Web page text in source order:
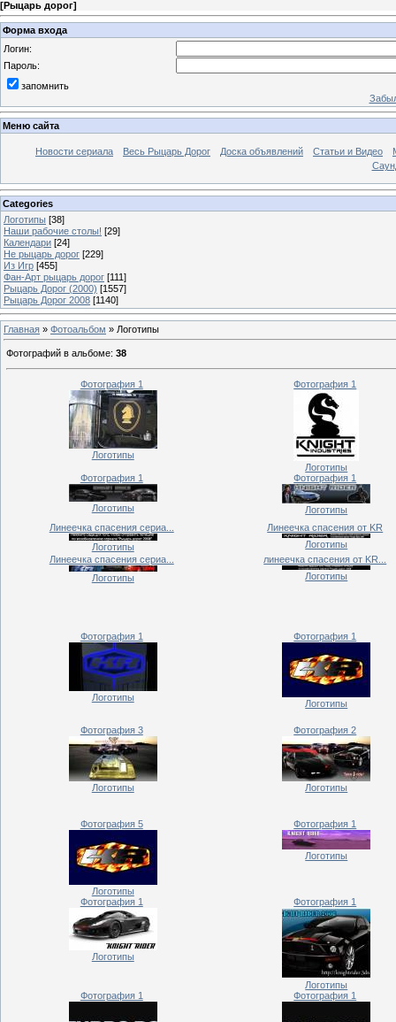
[Рыцарь дорог]
Форма входа
Логин:
Пароль:
запомнить
Меню сайта
Новости сериала Весь Рыцарь Дорог Доска объявлений Статьи и Видео
Categories
Логотипы [38]
Наши рабочие столы! [29]
Календари [24]
Не рыцарь дорог [229]
Из Игр [455]
Фан-Арт рыцарь дорог [111]
Рыцарь Дорог (2000) [1557]
Рыцарь Дорог 2008 [1140]
Главная » Фотоальбом » Логотипы
Фотографий в альбоме: 38
Фотография 1
Логотипы
Фотография 1
Логотипы
Фотография 1
Логотипы
Фотография 1
Логотипы
Линеечка спасения сериа...
Логотипы
Линеечка спасения от KR
Логотипы
Линеечка спасения сериа...
Логотипы
линеечка спасения от KR...
Логотипы
Фотография 1
Логотипы
Фотография 1
Логотипы
Фотография 3
Логотипы
Фотография 2
Логотипы
Фотография 5
Логотипы
Фотография 1
Логотипы
Фотография 1
Логотипы
Фотография 1
Логотипы
Фотография 1
Фотография 1